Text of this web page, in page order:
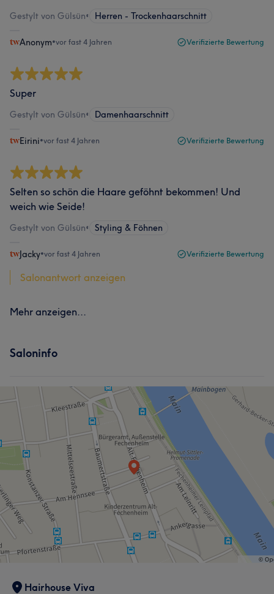
Gestylt von Gülsün• Herren - Trockenhaarschnitt
Anonym•vor fast 4 Jahren Verifizierte Bewertung
Super
Gestylt von Gülsün• Damenhaarschnitt
Eirini•vor fast 4 Jahren Verifizierte Bewertung
Selten so schön die Haare geföhnt bekommen! Und
weich wie Seide!
Gestylt von Gülsün• Styling & Föhnen
Jacky•vor fast 4 Jahren Verifizierte Bewertung
Salonantwort anzeigen
Mehr anzeigen...
Saloninfo
Hairhouse Viva